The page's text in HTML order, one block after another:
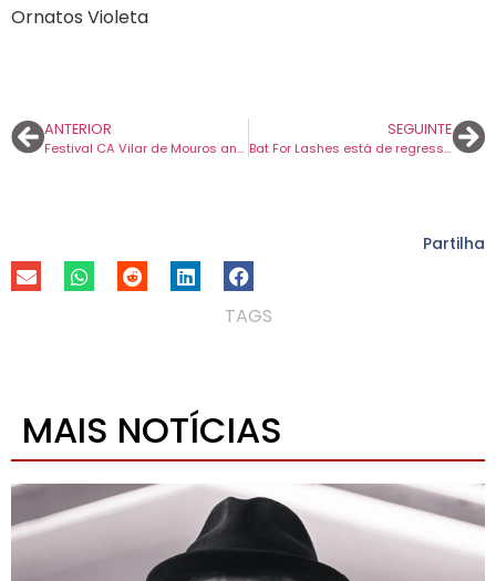
Ornatos Violeta
ANTERIOR
Festival CA Vilar de Mouros anuncia os Queens of the Stone Age como primeiro nome do cartaz.
SEGUINTE
Bat For Lashes está de regresso com um novo disco em maio. Primeiro tema chama-se “The Dream of Delphi”.
Partilha
TAGS
MAIS NOTÍCIAS